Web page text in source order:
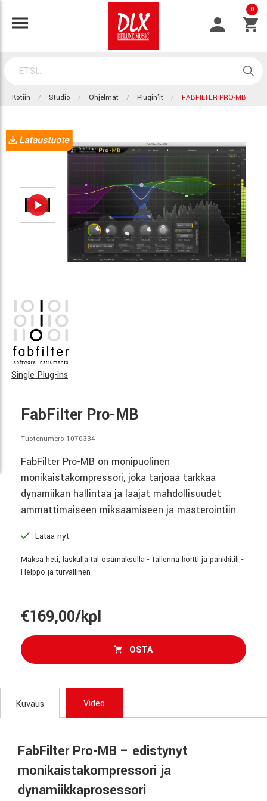
0
Kotiin Studio Ohjelmat Plugin'it FABFILTER PRO-MB
Single Plug-ins
FabFilter Pro-MB
Tuotenumero 1070334
FabFilter Pro-MB on monipuolinen
monikaistakompressori, joka tarjoaa tarkkaa
dynamiikan hallintaa ja laajat mahdollisuudet
ammattimaiseen miksaamiseen ja masterointiin.
Lataa nyt
Maksa heti, laskulla tai osamaksulla - Tallenna kortti ja pankkitili -
Helppo ja turvallinen
€169,00/kpl
OSTA
Kuvaus Video
FabFilter Pro-MB – edistynyt
monikaistakompressori ja
dynamiikkaprosessori